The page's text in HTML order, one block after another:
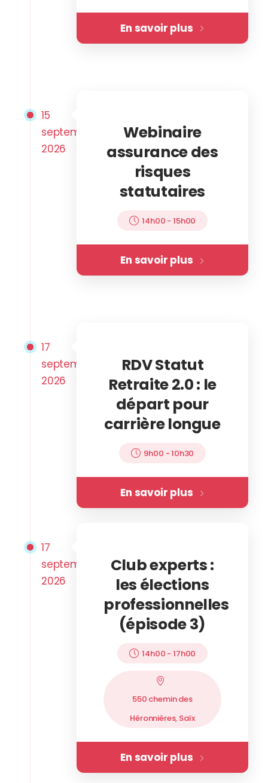
En savoir plus
15
septembre
2026
Webinaire
assurance des
risques
statutaires
14h00 -15h00
En savoir plus
17
septembre
2026
RDV Statut
Retraite 2.0 : le
départ pour
carrière longue
9h00 -10h30
En savoir plus
17
septembre
2026
Club experts :
les élections
professionnelles
(épisode 3)
14h00 -17h00
550 chemin des
Héronnières, Saïx
En savoir plus